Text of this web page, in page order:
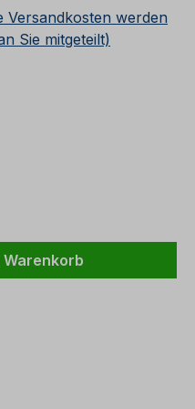
Versandkosten werden
Sie mitgeteilt)
Wert
Warenkorb